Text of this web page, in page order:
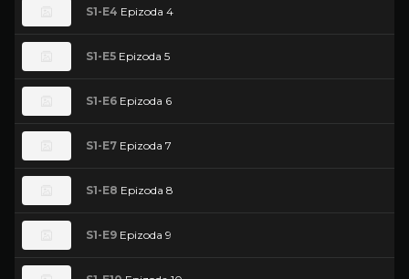
S1-E4 Epizoda 4
S1-E5 Epizoda 5
S1-E6 Epizoda 6
S1-E7 Epizoda 7
S1-E8 Epizoda 8
S1-E9 Epizoda 9